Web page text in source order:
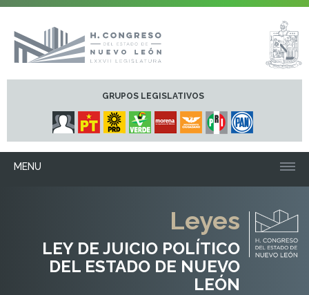
GRUPOS LEGISLATIVOS
MENU
Leyes
LEY DE JUICIO POLÍTICO
DEL ESTADO DE NUEVO
LEÓN